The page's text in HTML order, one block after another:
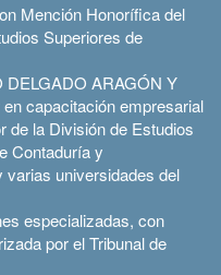
Mención Honorífica del
Superiores de
DELGADO ARAGÓN Y
capacitación empresarial
de la División de Estudios
Contaduría y
universidades del
especializadas, con
por el Tribunal de